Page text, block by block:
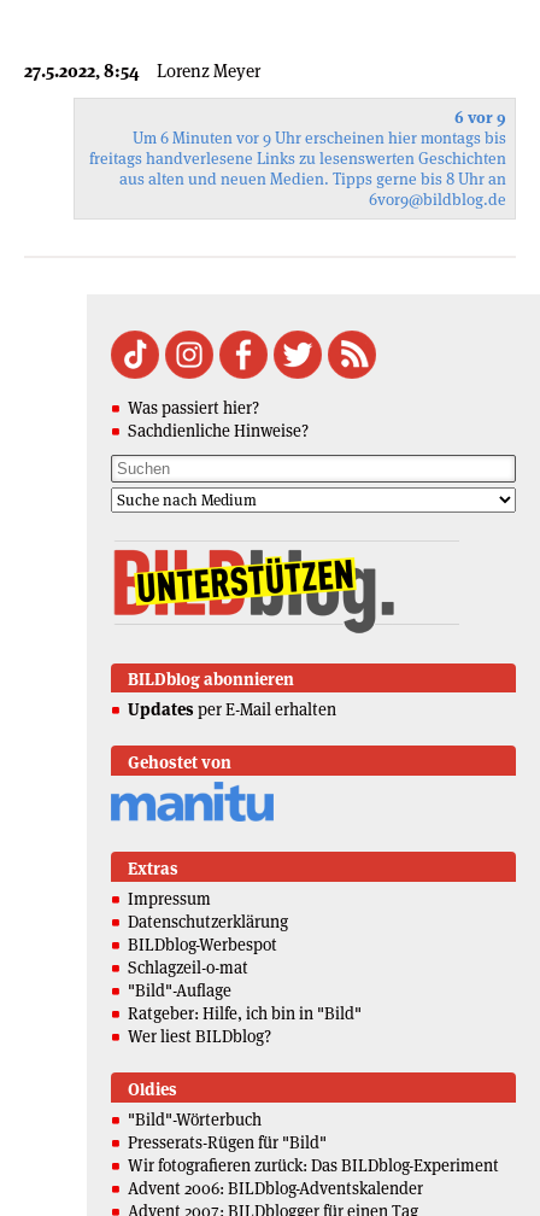
27.5.2022, 8:54 Lorenz Meyer
6 vor 9
Um 6 Minuten vor 9 Uhr erscheinen hier montags bis
freitags handverlesene Links zu lesenswerten Geschichten
aus alten und neuen Medien. Tipps gerne bis 8 Uhr an
6vor9@bildblog.de
Was passiert hier?
Sachdienliche Hinweise?
BILDblog abonnieren
Updates per E-Mail erhalten
Gehostet von
Extras
Impressum
Datenschutzerklärung
BILDblog-Werbespot
Schlagzeil-o-mat
"Bild"-Auflage
Ratgeber: Hilfe, ich bin in "Bild"
Wer liest BILDblog?
Oldies
"Bild"-Wörterbuch
Presserats-Rügen für "Bild"
Wir fotografieren zurück: Das BILDblog-Experiment
Advent 2006: BILDblog-Adventskalender
Advent 2007: BILDblogger für einen Tag